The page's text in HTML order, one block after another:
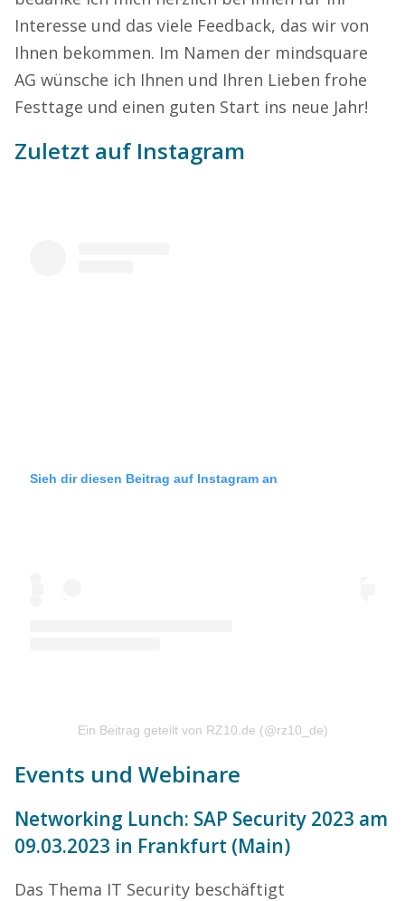
Interesse und das viele Feedback, das wir von
Ihnen bekommen. Im Namen der mindsquare
AG wünsche ich Ihnen und Ihren Lieben frohe
Festtage und einen guten Start ins neue Jahr!
Zuletzt auf Instagram
Sieh dir diesen Beitrag auf Instagram an
Ein Beitrag geteilt von RZ10.de (@rz10_de)
Events und Webinare
Networking Lunch: SAP Security 2023 am
09.03.2023 in Frankfurt (Main)
Das Thema IT Security beschäftigt